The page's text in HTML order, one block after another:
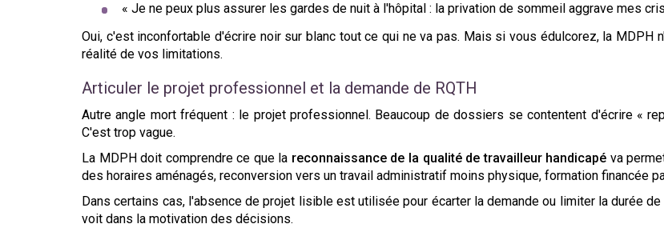
« Je ne peux plus assurer les gardes de nuit à l'hôpital : la privation de sommeil aggrave mes
Oui, c'est inconfortable d'écrire noir sur blanc tout ce qui ne va pas. Mais si vous édulcorez, la MDPH
réalité de vos limitations.
Articuler le projet professionnel et la demande de RQTH
Autre angle mort fréquent : le projet professionnel. Beaucoup de dossiers se contentent d'écrire «
C'est trop vague.
La MDPH doit comprendre ce que la reconnaissance de la qualité de travailleur handicapé va
des horaires aménagés, reconversion vers un travail administratif moins physique, formation financée
Dans certains cas, l'absence de projet lisible est utilisée pour écarter la demande ou limiter la durée
voit dans la motivation des décisions.